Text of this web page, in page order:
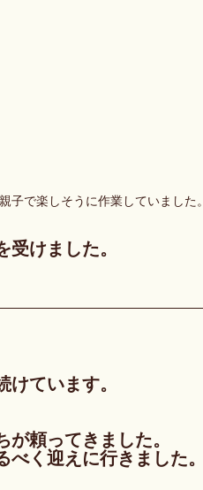
子で楽しそうに作業していました。
けました。
ています。
が頼ってきました。
く迎えに行きました。